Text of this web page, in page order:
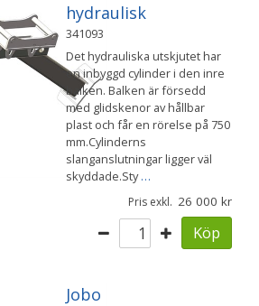
hydraulisk
341093
Det hydrauliska utskjutet har
en inbyggd cylinder i den inre
balken. Balken är försedd
med glidskenor av hållbar
plast och får en rörelse på 750
mm.Cylinderns
slanganslutningar ligger väl
skyddade.Sty…
Pris exkl. 26 000
Köp
Jobo